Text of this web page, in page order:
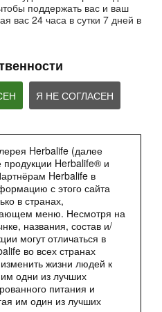
поддержать вас и ваш
вас 24 часа в сутки 7 дней в
Я НЕ СОГЛАСЕН
Herbalife (далее
Herbalife® и
Herbalife в
с этого сайта
в странах,
меню. Несмотря на
названия, состав и/
могут отличаться в
во всех странах
жизни людей к
одни из лучших
питания и
им один из лучших
Коктейль